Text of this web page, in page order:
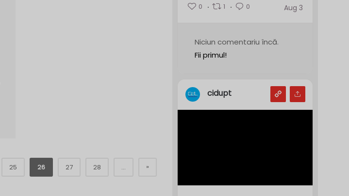
25 26 27 28 ... »
0
1 0 Aug 3
Niciun comentariu încă.
Fii primul!
cidupt